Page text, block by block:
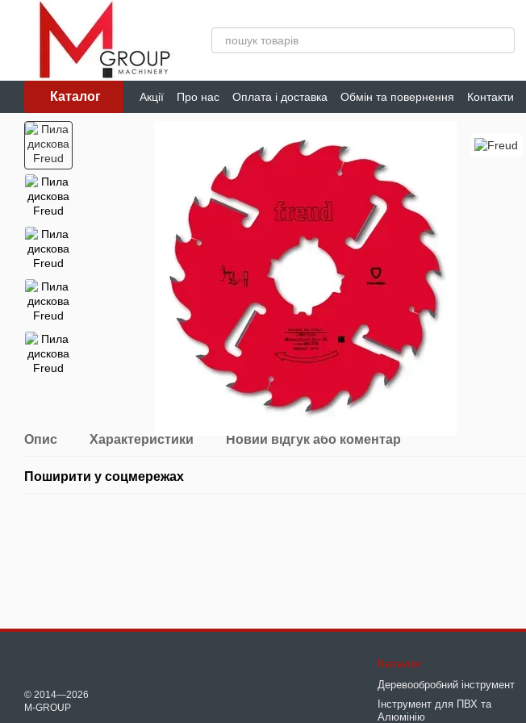
Перейти до основного контенту
Каталог Акції Про нас Оплата і доставка Обмін та повернення Контакти
Опис Характеристики Новий відгук або коментар
Поширити у соцмережах
© 2014—2026
M-GROUP
Каталог
Деревообробний інструмент
Інструмент для ПВХ та
Алюмінію